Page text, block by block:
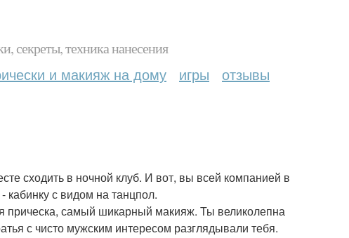
секреты, техника нанесения
и макияж на дому игры отзывы
сходить в ночной клуб. И вот, вы всей компанией в
с видом на танцпол.
прическа, самый шикарный макияж. Ты великолепна
с чисто мужским интересом разглядывали тебя.